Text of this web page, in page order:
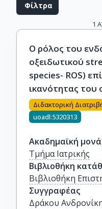
Φίλτρα
1
Ο ρόλος του
οξειδωτικού
species- ROS)
ικανότητας του
συνθήκες
Διδακτορική
uoadl:5320313
Ακαδημαϊκή
Τμήμα Ιατρικής
Βιβλιοθήκη
Βιβλιοθήκη
Συγγραφέας
Δράκου